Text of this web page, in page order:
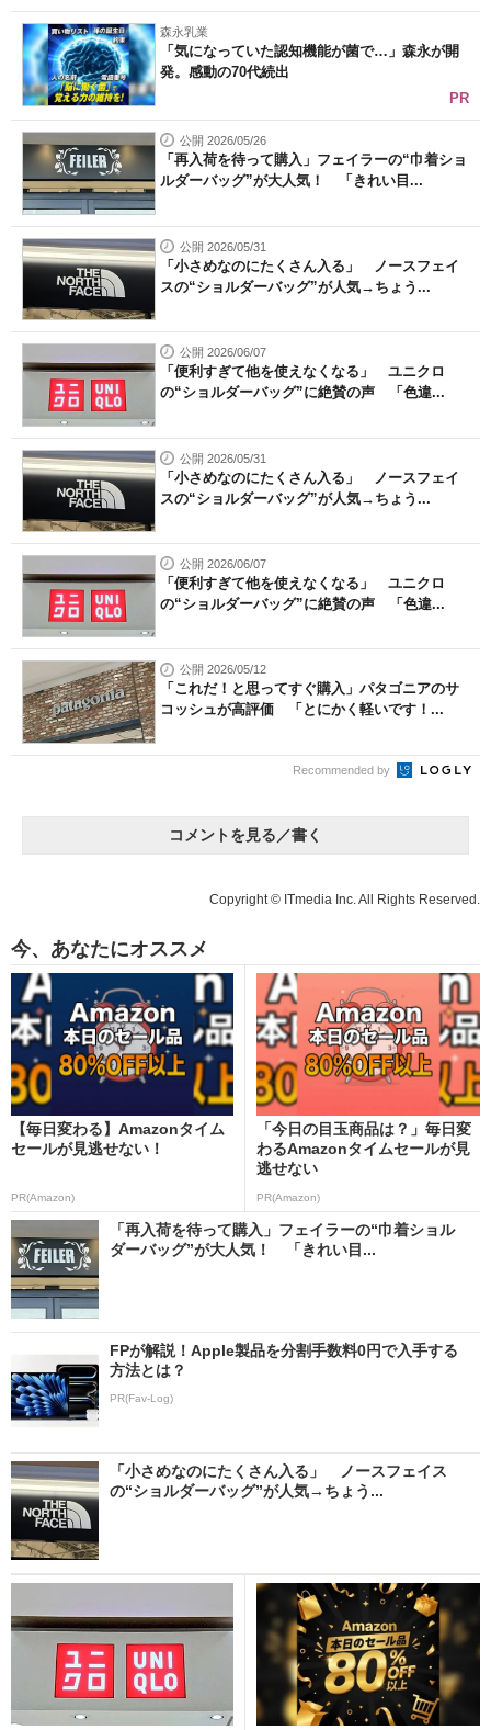
電子設計の基本と応用
エネルギーの専門メディア
建設×テクノロジーの最前線
ちょっと気になるネットの話題
森永乳業
「気になっていた認知機能が菌で…」森永が開
発。感動の70代続出
PR
公開 2026/05/26
「再入荷を待って購入」フェイラーの“巾着ショ
ルダーバッグ”が大人気！ 「きれい目...
公開 2026/05/31
「小さめなのにたくさん入る」 ノースフェイ
スの“ショルダーバッグ”が人気→ちょう...
公開 2026/06/07
「便利すぎて他を使えなくなる」 ユニクロ
の“ショルダーバッグ”に絶賛の声 「色違...
公開 2026/05/31
「小さめなのにたくさん入る」 ノースフェイ
スの“ショルダーバッグ”が人気→ちょう...
公開 2026/06/07
「便利すぎて他を使えなくなる」 ユニクロ
の“ショルダーバッグ”に絶賛の声 「色違...
公開 2026/05/12
「これだ！と思ってすぐ購入」パタゴニアのサ
コッシュが高評価 「とにかく軽いです！...
Recommended by
コメントを見る／書く
Copyright © ITmedia Inc. All Rights Reserved.
今、あなたにオススメ
【毎日変わる】Amazonタイム
セールが見逃せない！
PR(Amazon)
「今日の目玉商品は？」毎日変
わるAmazonタイムセールが見
逃せない
PR(Amazon)
「再入荷を待って購入」フェイラーの“巾着ショル
ダーバッグ”が大人気！ 「きれい目...
FPが解説！Apple製品を分割手数料0円で入手する
方法とは？
PR(Fav-Log)
「小さめなのにたくさん入る」 ノースフェイス
の“ショルダーバッグ”が人気→ちょう...